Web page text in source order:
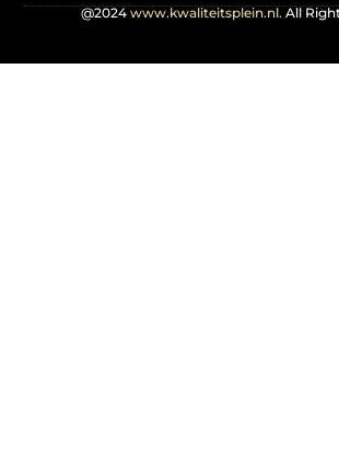
@2024 www.kwaliteitsplein.nl. All